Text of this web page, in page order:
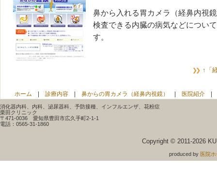
鼻から入れる胃カメラ（経鼻内視
検査できる内臓の病気などについ
す。
↑「
ホーム 診療内容 鼻からの胃カメラ（経鼻内視鏡） 医院紹介
消化器内科、内科、泌尿器科、予防接種、インフルエンザ、花粉症
栗田クリニック
〒471-0036 愛知県豊田市広久手町2-1-1
電話：0565-31-1860
Copyright © 2011-2026
produced by 医院